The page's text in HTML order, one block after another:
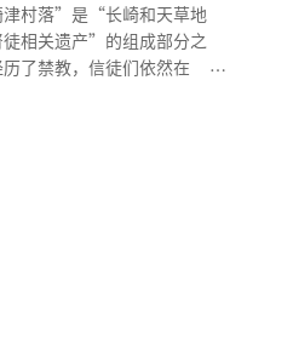
津村落”是“长崎和天草地
徒相关遗产”的组成部分之
了禁教，信徒们依然在